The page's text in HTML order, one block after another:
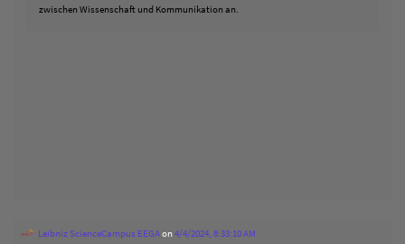
zwischen Wissenschaft und Kommunikation an.
Leibniz ScienceCampus EEGAon4/4/2024, 8:33:10 AM